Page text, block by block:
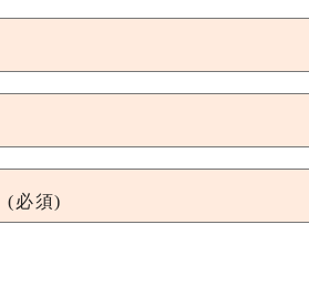
(必須)